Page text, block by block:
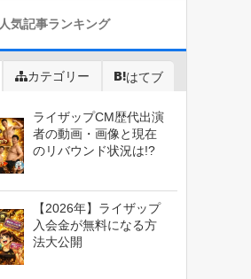
人気記事ランキング
カテゴリー はてブ
ライザップCM歴代出演
者の動画・画像と現在
のリバウンド状況は!?
【2026年】ライザップ
入会金が無料になる方
法大公開